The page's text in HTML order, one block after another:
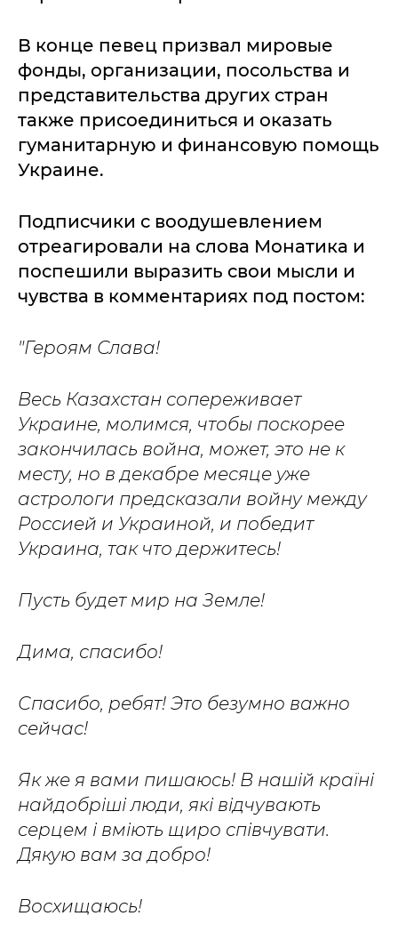
В конце певец призвал мировые
фонды, организации, посольства и
представительства других стран
также присоединиться и оказать
гуманитарную и финансовую помощь
Украине.
Подписчики с воодушевлением
отреагировали на слова Монатика и
поспешили выразить свои мысли и
чувства в комментариях под постом:
"Героям Слава!
Весь Казахстан сопереживает
Украине, молимся, чтобы поскорее
закончилась война, может, это не к
месту, но в декабре месяце уже
астрологи предсказали войну между
Россией и Украиной, и победит
Украина, так что держитесь!
Пусть будет мир на Земле!
Дима, спасибо!
Спасибо, ребят! Это безумно важно
сейчас!
Як же я вами пишаюсь! В нашій країні
найдобріші люди, які відчувають
серцем і вміють щиро співчувати.
Дякую вам за добро!
Восхищаюсь!